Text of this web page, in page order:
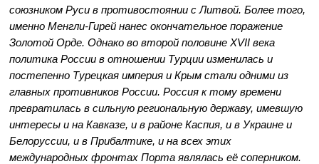
союзником Руси в противостоянии с Литвой. Более того,
именно Менгли-Гирей нанес окончательное поражение
Золотой Орде. Однако во второй половине ХVII века
политика России в отношении Турции изменилась и
постепенно Турецкая империя и Крым стали одними из
главных противников России. Россия к тому времени
превратилась в сильную региональную державу, имевшую
интересы и на Кавказе, и в районе Каспия, и в Украине и
Белоруссии, и в Прибалтике, и на всех этих
международных фронтах Порта являлась её соперником.